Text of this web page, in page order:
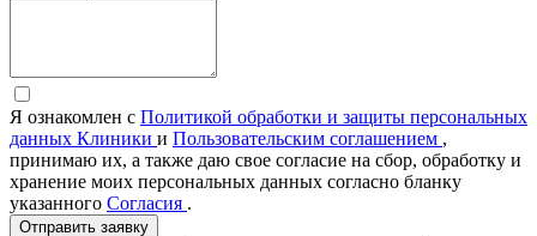
Я ознакомлен с Политикой обработки и защиты персональных
данных Клиники и Пользовательским соглашением ,
принимаю их, а также даю свое согласие на сбор, обработку и
хранение моих персональных данных согласно бланку
указанного Согласия .
Отправить заявку